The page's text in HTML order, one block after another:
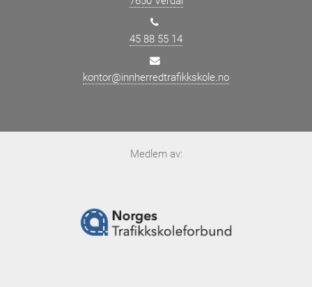
45 88 55 14
kontor@innherredtrafikkskole.no
Medlem av: